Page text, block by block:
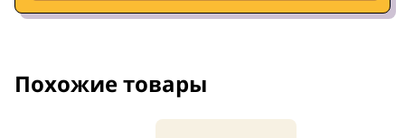
Похожие товары